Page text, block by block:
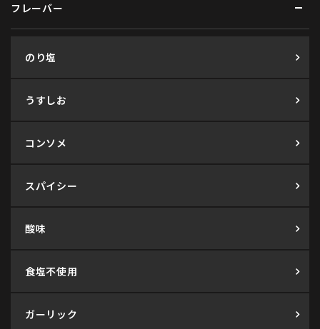
フレーバー
のり塩
うすしお
コンソメ
スパイシー
酸味
食塩不使用
ガーリック